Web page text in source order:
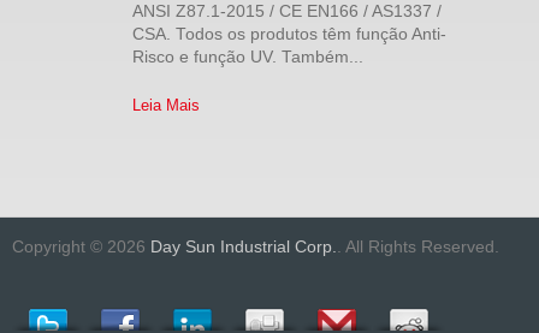
ANSI Z87.1-2015 / CE EN166 / AS1337 /
CSA. Todos os produtos têm função Anti-
Risco e função UV. Também...
Leia Mais
Copyright © 2026 Day Sun Industrial Corp. . All Rights Reserved.